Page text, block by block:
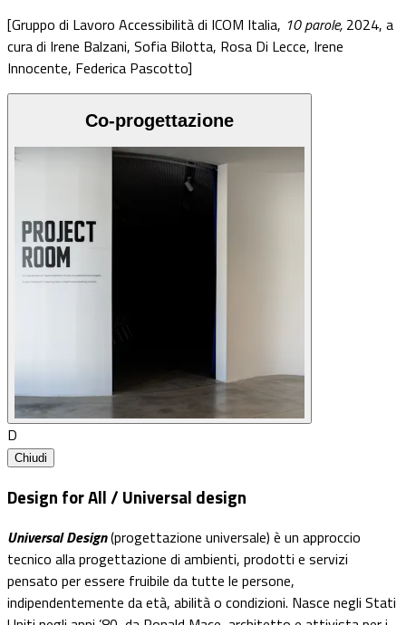
[Gruppo di Lavoro Accessibilità di ICOM Italia, 10 parole, 2024, a
cura di Irene Balzani, Sofia Bilotta, Rosa Di Lecce, Irene
Innocente, Federica Pascotto]
Co-progettazione
D
Chiudi
Design for All / Universal design
Universal Design(progettazione universale) è un approccio
tecnico alla progettazione di ambienti, prodotti e servizi
pensato per essere fruibile da tutte le persone,
indipendentemente da età, abilità o condizioni. Nasce negli Stati